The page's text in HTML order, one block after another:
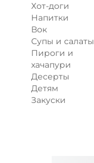
Хот-доги
Напитки
Вок
Супы и салаты
Пироги и
хачапури
Десерты
Детям
Закуски